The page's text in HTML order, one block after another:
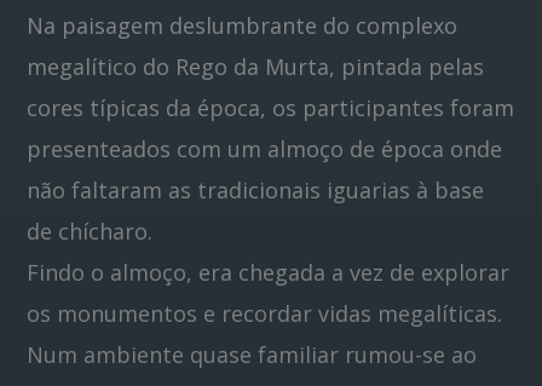
Na paisagem deslumbrante do complexo
megalítico do Rego da Murta, pintada pelas
cores típicas da época, os participantes foram
presenteados com um almoço de época onde
não faltaram as tradicionais iguarias à base
de chícharo.
Findo o almoço, era chegada a vez de explorar
os monumentos e recordar vidas megalíticas.
Num ambiente quase familiar rumou-se ao